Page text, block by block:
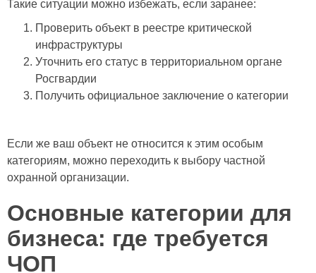
Такие ситуации можно избежать, если заранее:
Проверить объект в реестре критической
инфраструктуры
Уточнить его статус в территориальном органе
Росгвардии
Получить официальное заключение о категории
Если же ваш объект не относится к этим особым
категориям, можно переходить к выбору частной
охранной организации.
Основные категории для
бизнеса: где требуется
ЧОП